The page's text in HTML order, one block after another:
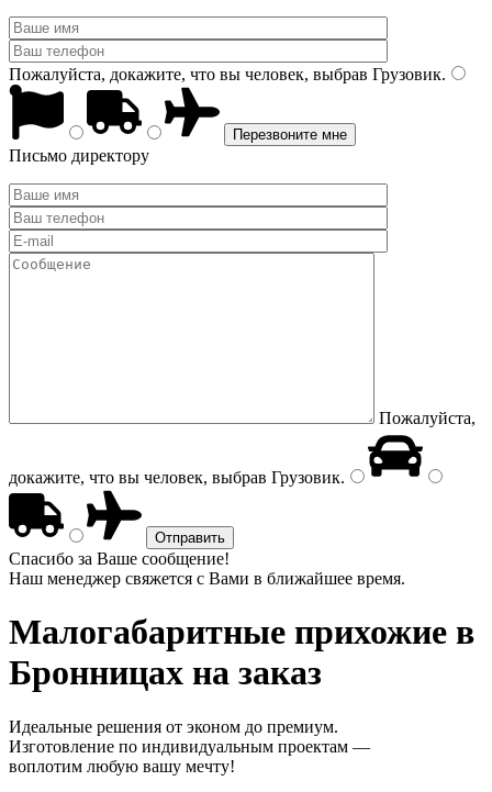
Пожалуйста, докажите, что вы человек, выбрав Грузовик.
Письмо директору
Пожалуйста,
докажите, что вы человек, выбрав Грузовик.
Спасибо за Ваше сообщение!
Наш менеджер свяжется с Вами в ближайшее время.
Малогабаритные прихожие в
Бронницах на заказ
Идеальные решения от эконом до премиум.
Изготовление по индивидуальным проектам —
воплотим любую вашу мечту!